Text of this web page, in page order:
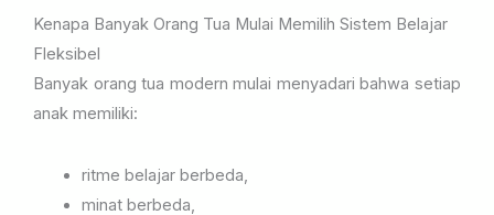
Kenapa Banyak Orang Tua Mulai Memilih Sistem Belajar
Fleksibel
Banyak orang tua modern mulai menyadari bahwa setiap
anak memiliki:
ritme belajar berbeda,
minat berbeda,